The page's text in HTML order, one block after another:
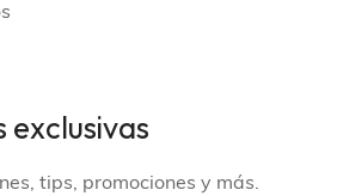
exclusivas
tips, promociones y más.